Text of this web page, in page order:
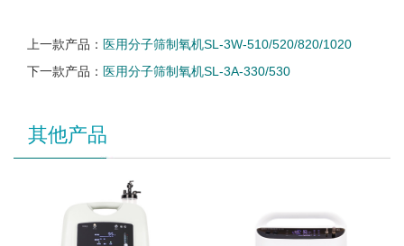
上一款产品： 医用分子筛制氧机SL-3W-510/520/820/1020
下一款产品： 医用分子筛制氧机SL-3A-330/530
其他产品